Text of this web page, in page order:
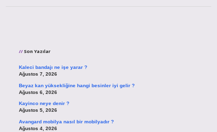
Son Yazılar
Kaleci bandajı ne işe yarar ?
Ağustos 7, 2026
Beyaz kan yüksekliğine hangi besinler iyi gelir ?
Ağustos 6, 2026
Kayinco neye denir ?
Ağustos 5, 2026
Avangard mobilya nasıl bir mobilyadır ?
Ağustos 4, 2026